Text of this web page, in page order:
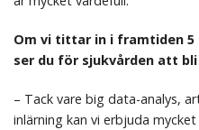
Om vi ​​tittar in i framtiden
ser du för sjukvården att
– Tack vare big data-analys,
inlärning kan vi erbjuda